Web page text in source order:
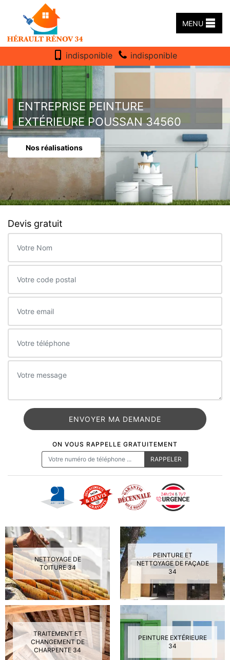
MENU
indisponible indisponible
ENTREPRISE PEINTURE
EXTÉRIEURE POUSSAN 34560
Nos réalisations
Devis gratuit
ON VOUS RAPPELLE GRATUITEMENT
NETTOYAGE DE
TOITURE 34
PEINTURE ET
NETTOYAGE DE FAÇADE
34
TRAITEMENT ET
CHANGEMENT DE
CHARPENTE 34
PEINTURE EXTÉRIEURE
34